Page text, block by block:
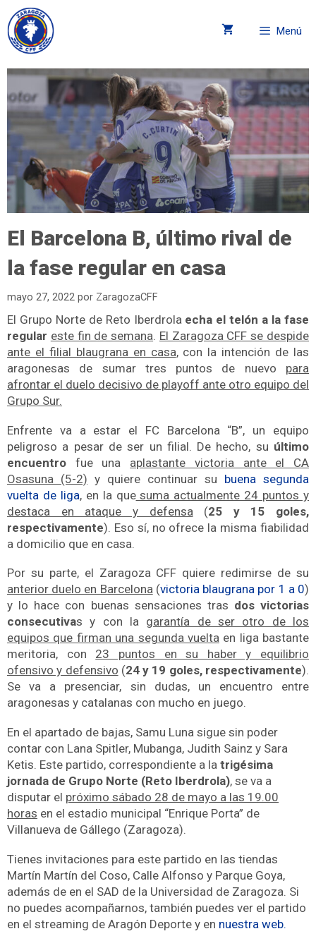
Menú
El Barcelona B, último rival de
la fase regular en casa
mayo 27, 2022 por ZaragozaCFF
El Grupo Norte de Reto Iberdrola echa el telón a la fase
regular este fin de semana. El Zaragoza CFF se despide
ante el filial blaugrana en casa, con la intención de las
aragonesas de sumar tres puntos de nuevo para
afrontar el duelo decisivo de playoff ante otro equipo del
Grupo Sur.
Enfrente va a estar el FC Barcelona “B”, un equipo
peligroso a pesar de ser un filial. De hecho, su último
encuentro fue una aplastante victoria ante el CA
Osasuna (5-2) y quiere continuar su buena segunda
vuelta de liga, en la quesuma actualmente 24 puntos y
destaca en ataque y defensa (25 y 15 goles,
respectivamente). Eso sí, no ofrece la misma fiabilidad
a domicilio que en casa.
Por su parte, el Zaragoza CFF quiere redimirse de su
anterior duelo en Barcelona(victoria blaugrana por 1 a 0)
y lo hace con buenas sensaciones tras dos victorias
consecutivas y con la garantía de ser otro de los
equipos que firman una segunda vueltaen liga bastante
meritoria, con 23 puntos en su haber y equilibrio
ofensivo y defensivo (24 y 19 goles, respectivamente).
Se va a presenciar, sin dudas, un encuentro entre
aragonesas y catalanas con mucho en juego.
En el apartado de bajas, Samu Luna sigue sin poder
contar con Lana Spitler, Mubanga, Judith Sainz y Sara
Ketis. Este partido, correspondiente a la trigésima
jornada de Grupo Norte (Reto Iberdrola), se va a
disputar el próximo sábado 28 de mayo a las 19.00
horas en el estadio municipal “Enrique Porta” de
Villanueva de Gállego (Zaragoza).
Tienes invitaciones para este partido en las tiendas
Martín Martín del Coso, Calle Alfonso y Parque Goya,
además de en el SAD de la Universidad de Zaragoza. Si
no puedes acompañarnos, también puedes ver el partido
en el streaming de Aragón Deporte y en nuestra web.